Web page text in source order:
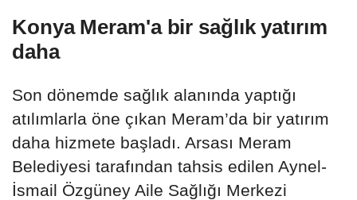
Konya Meram'a bir sağlık yatırım
daha
​​​​​​​Son dönemde sağlık alanında yaptığı
atılımlarla öne çıkan Meram’da bir yatırım
daha hizmete başladı. Arsası Meram
Belediyesi tarafından tahsis edilen Aynel-
İsmail Özgüney Aile Sağlığı Merkezi